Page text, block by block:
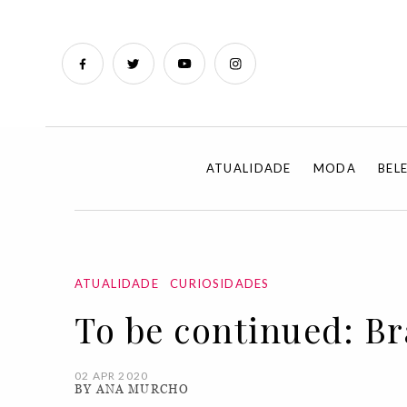
ATUALIDADE MODA
ATUALIDADE CURIOSIDADES
To be continued:
02 APR 2020
BY ANA MURCHO